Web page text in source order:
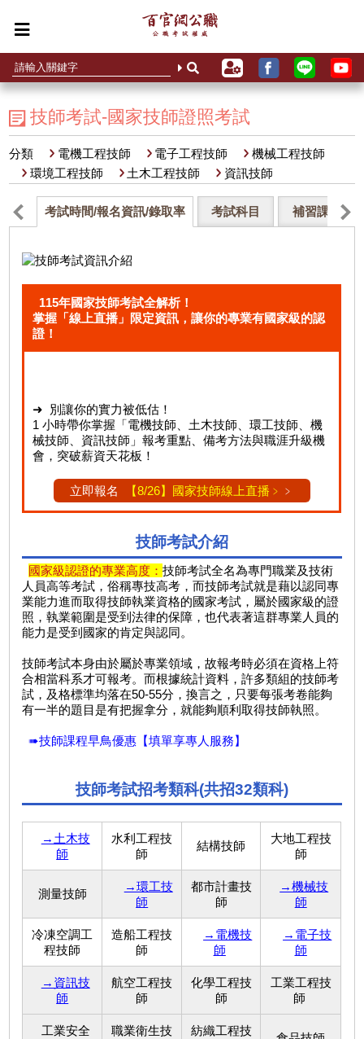
技師考試-國家技師證照考試
分類 電機工程技師 電子工程技師
機械工程技師
環境工程技師
土木工程技師 資訊技師
考試時間/報名資訊/錄取率 考試科目 補習課程
115年國家技師考試全解析！
掌握「線上直播」限定資訊，讓你的專業有國家級的認
證！
➜ 別讓你的實力被低估！
1 小時帶你掌握「電機技師、土木技師、環工技師、機
械技師、資訊技師」報考重點、備考方法與職涯升級機
會，突破薪資天花板！
立即報名 【8/26】國家技師線上直播﹥ ﹥
技師考試介紹
國家級認證的專業高度：技師考試全名為專門職業及技術
人員高等考試，俗稱專技高考，而技師考試就是藉以認同專
業能力進而取得技師執業資格的國家考試，屬於國家級的證
照，執業範圍是受到法律的保障，也代表著這群專業人員的
能力是受到國家的肯定與認同。
技師考試本身由於屬於專業領域，故報考時必須在資格上符
合相當科系才可報考。而根據統計資料，許多類組的技師考
試，及格標準均落在50-55分，換言之，只要每張考卷能夠
有一半的題目是有把握拿分，就能夠順利取得技師執照。
➠技師課程早鳥優惠【填單享專人服務】
技師考試招考類科(共招32類科)
→土木技
師
水利工程技
師
結構技師
大地工程技
師
測量技師
→環工技
師
都市計畫技
師
→機械技
師
冷凍空調工
程技師
造船工程技
師
→電機技
師
→電子技
師
→資訊技
師
航空工程技
師
化學工程技
師
工業工程技
師
工業安全
職業衛生技
紡織工程技